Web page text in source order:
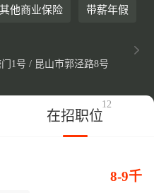
其他商业保险 带薪年假
1号 / 昆山市郭泾路8号
在招职位
12
8-9千